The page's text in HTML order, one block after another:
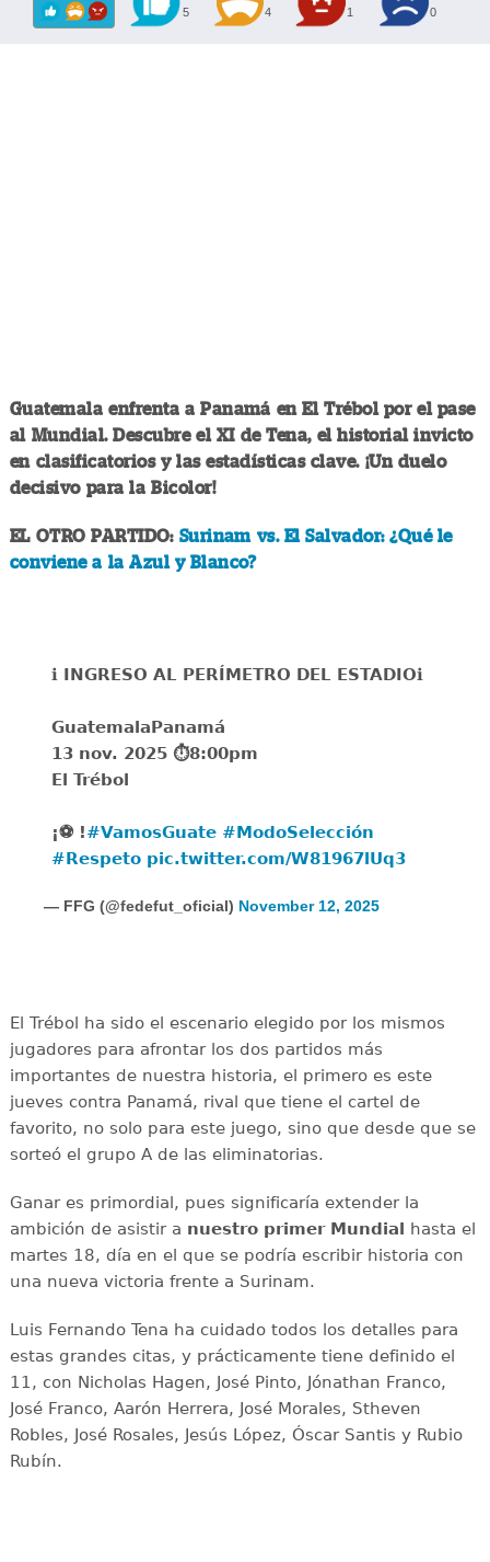
5 4 1 0
Guatemala enfrenta a Panamá en El Trébol por el pase
al Mundial. Descubre el XI de Tena, el historial invicto
en clasificatorios y las estadísticas clave. ¡Un duelo
decisivo para la Bicolor!
EL OTRO PARTIDO: Surinam vs. El Salvador: ¿Qué le
conviene a la Azul y Blanco?
ℹ️ INGRESO AL PERÍMETRO DEL ESTADIOℹ️
GuatemalaPanamá
️13 nov. 2025 ⏱️8:00pm
️El Trébol
¡⚽️ !#VamosGuate #ModoSelección
#Respeto pic.twitter.com/W81967lUq3
— FFG (@fedefut_oficial) November 12, 2025
El Trébol ha sido el escenario elegido por los mismos
jugadores para afrontar los dos partidos más
importantes de nuestra historia, el primero es este
jueves contra Panamá, rival que tiene el cartel de
favorito, no solo para este juego, sino que desde que se
sorteó el grupo A de las eliminatorias.
Ganar es primordial, pues significaría extender la
ambición de asistir a nuestro primer Mundial hasta el
martes 18, día en el que se podría escribir historia con
una nueva victoria frente a Surinam.
Luis Fernando Tena ha cuidado todos los detalles para
estas grandes citas, y prácticamente tiene definido el
11, con Nicholas Hagen, José Pinto, Jónathan Franco,
José Franco, Aarón Herrera, José Morales, Stheven
Robles, José Rosales, Jesús López, Óscar Santis y Rubio
Rubín.